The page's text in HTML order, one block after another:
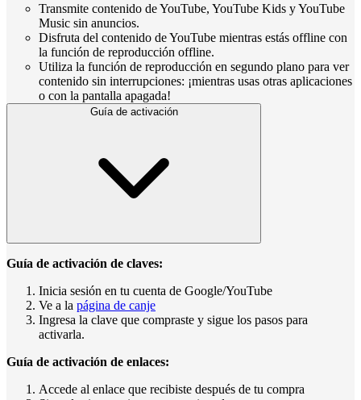
Transmite contenido de YouTube, YouTube Kids y YouTube
Music sin anuncios.
Disfruta del contenido de YouTube mientras estás offline con
la función de reproducción offline.
Utiliza la función de reproducción en segundo plano para ver
contenido sin interrupciones: ¡mientras usas otras aplicaciones
o con la pantalla apagada!
Guía de activación
Guía de activación de claves:
Inicia sesión en tu cuenta de Google/YouTube
Ve a la página de canje
Ingresa la clave que compraste y sigue los pasos para
activarla.
Guía de activación de enlaces:
Accede al enlace que recibiste después de tu compra